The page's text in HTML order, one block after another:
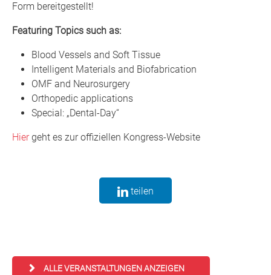
Form bereitgestellt!
Featuring Topics such as:
Blood Vessels and Soft Tissue
Intelligent Materials and Biofabrication
OMF and Neurosurgery
Orthopedic applications
Special: „Dental-Day“
Hiergeht es zur offiziellen Kongress-Website
teilen
ALLE VERANSTALTUNGEN ANZEIGEN